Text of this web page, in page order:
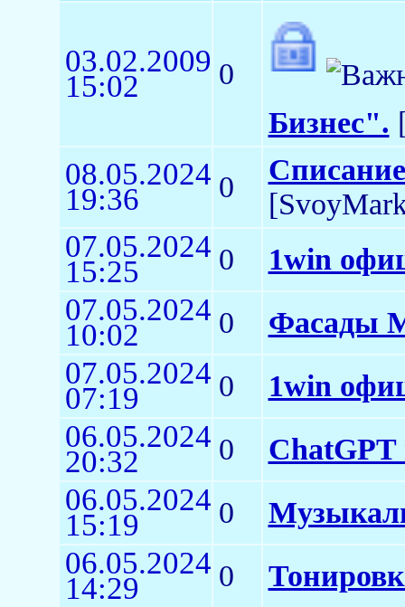
03.02.2009
15:02
0
Бизнес".
08.05.2024
19:36 0
07.05.2024
15:25 0 1win
07.05.2024
10:02 0 Фасады
07.05.2024
07:19 0 1win
06.05.2024
20:32 0 ChatGPT
06.05.2024
15:19 0
06.05.2024
14:29 0